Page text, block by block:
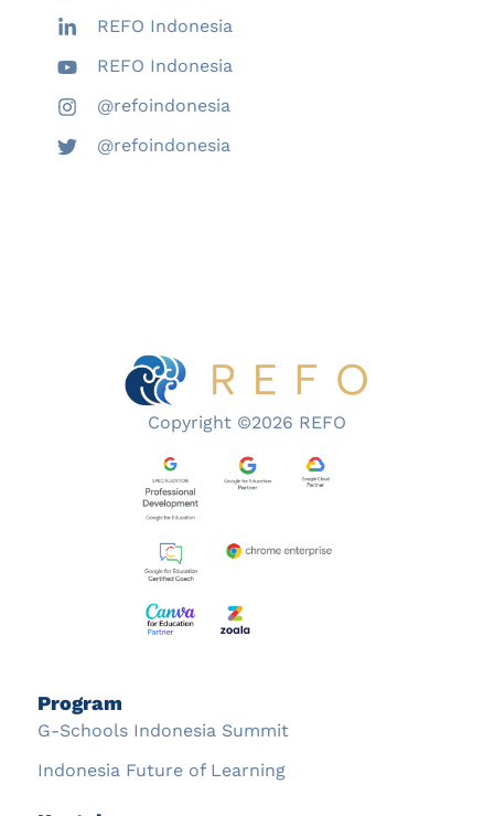
REFO Indonesia
REFO Indonesia
@refoindonesia
@refoindonesia
Copyright ©2026 REFO
Program
G-Schools Indonesia Summit
Indonesia Future of Learning